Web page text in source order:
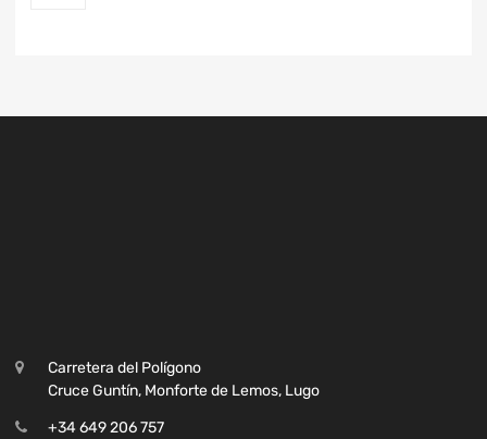
Carretera del Polígono
Cruce Guntín, Monforte de Lemos, Lugo
+34 649 206 757